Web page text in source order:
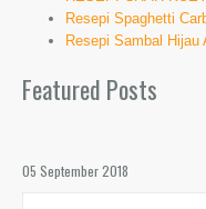
Resepi Spaghetti
Resepi Sambal Hijau
Featured Posts
05 September 2018